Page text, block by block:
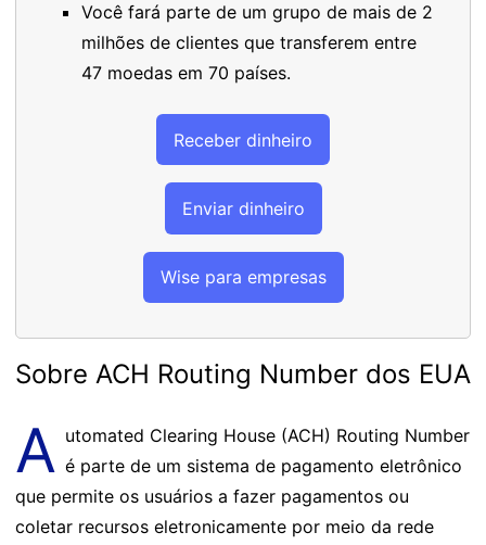
Você fará parte de um grupo de mais de 2
milhões de clientes que transferem entre
47 moedas em 70 países.
Receber dinheiro
Enviar dinheiro
Wise para empresas
Sobre ACH Routing Number dos EUA
A utomated Clearing House (ACH) Routing Number
é parte de um sistema de pagamento eletrônico
que permite os usuários a fazer pagamentos ou
coletar recursos eletronicamente por meio da rede